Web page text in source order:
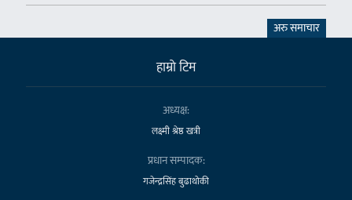
अरु समाचार
हाम्राे टिम
अध्यक्ष:
लक्ष्मी श्रेष्ठ खत्री
प्रधान सम्पादक:
गजेन्द्रसिंह बुढाथोकी